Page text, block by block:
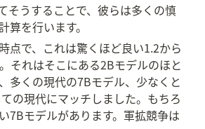
そうすることで、彼らは多くの慎
算を行います。
点で、これは驚くほど良い1.2から
それはそこにある2Bモデルのほと
多くの現代の7Bモデル、少なくと
の現代にマッチしました。もちろ
7Bモデルがあります。軍拡競争は